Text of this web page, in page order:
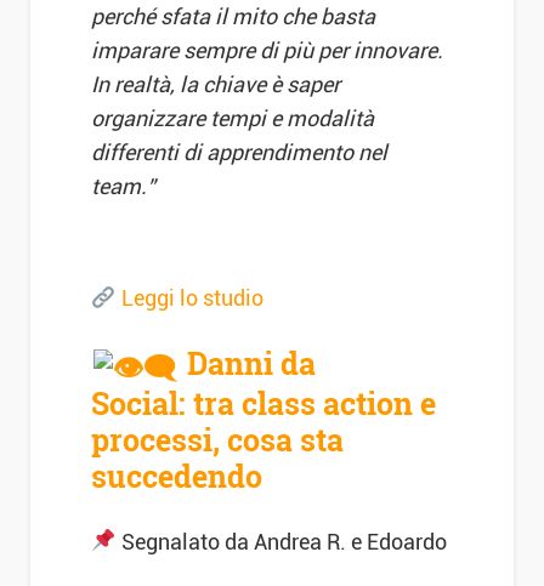
perché sfata il mito che basta
imparare sempre di più per innovare.
In realtà, la chiave è saper
organizzare tempi e modalità
differenti di apprendimento nel
team.”
Leggi lo studio
Danni da
Social: tra class action e
processi, cosa sta
succedendo
Segnalato da Andrea R. e Edoardo